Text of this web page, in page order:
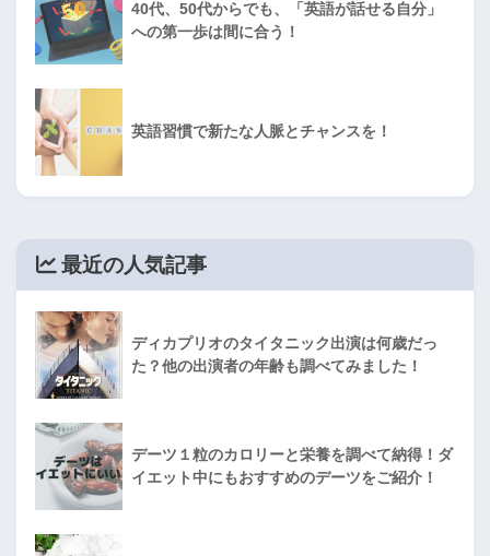
40代、50代からでも、「英語が話せる自分」
への第一歩は間に合う！
英語習慣で新たな人脈とチャンスを！
最近の人気記事
ディカプリオのタイタニック出演は何歳だっ
た？他の出演者の年齢も調べてみました！
デーツ１粒のカロリーと栄養を調べて納得！ダ
イエット中にもおすすめのデーツをご紹介！